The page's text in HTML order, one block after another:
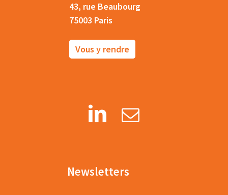
43, rue Beaubourg
75003 Paris
Vous y rendre
Newsletters